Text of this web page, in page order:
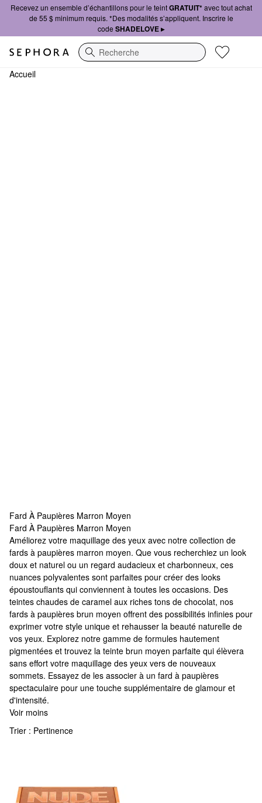
Recevez un ensemble d’échantillons pour le teintGRATUIT*avec tout achat
de 55 $ minimum requis. *Des modalités s’appliquent. Inscrire le
code SHADELOVE ▸
Recherche
Accueil
Fard À Paupières Marron Moyen
Fard À Paupières Marron Moyen
Fard À Paupières Marron Moyen
Améliorez votre maquillage des yeux avec notre collection de
fards à paupières marron moyen. Que vous recherchiez un look
doux et naturel ou un regard audacieux et charbonneux, ces
nuances polyvalentes sont parfaites pour créer des looks
époustouflants qui conviennent à toutes les occasions. Des
teintes chaudes de caramel aux riches tons de chocolat, nos
fards à paupières brun moyen offrent des possibilités infinies pour
exprimer votre style unique et rehausser la beauté naturelle de
vos yeux. Explorez notre gamme de formules hautement
pigmentées et trouvez la teinte brun moyen parfaite qui élèvera
sans effort votre maquillage des yeux vers de nouveaux
sommets. Essayez de les associer à un fard à paupières
spectaculaire pour une touche supplémentaire de glamour et
d'intensité.
Voir moins
Trier : Pertinence